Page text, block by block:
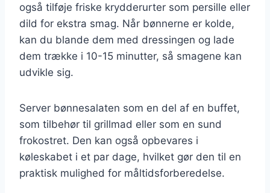
også tilføje friske krydderurter som persille eller
dild for ekstra smag. Når bønnerne er kolde,
kan du blande dem med dressingen og lade
dem trække i 10-15 minutter, så smagene kan
udvikle sig.
Server bønnesalaten som en del af en buffet,
som tilbehør til grillmad eller som en sund
frokostret. Den kan også opbevares i
køleskabet i et par dage, hvilket gør den til en
praktisk mulighed for måltidsforberedelse.